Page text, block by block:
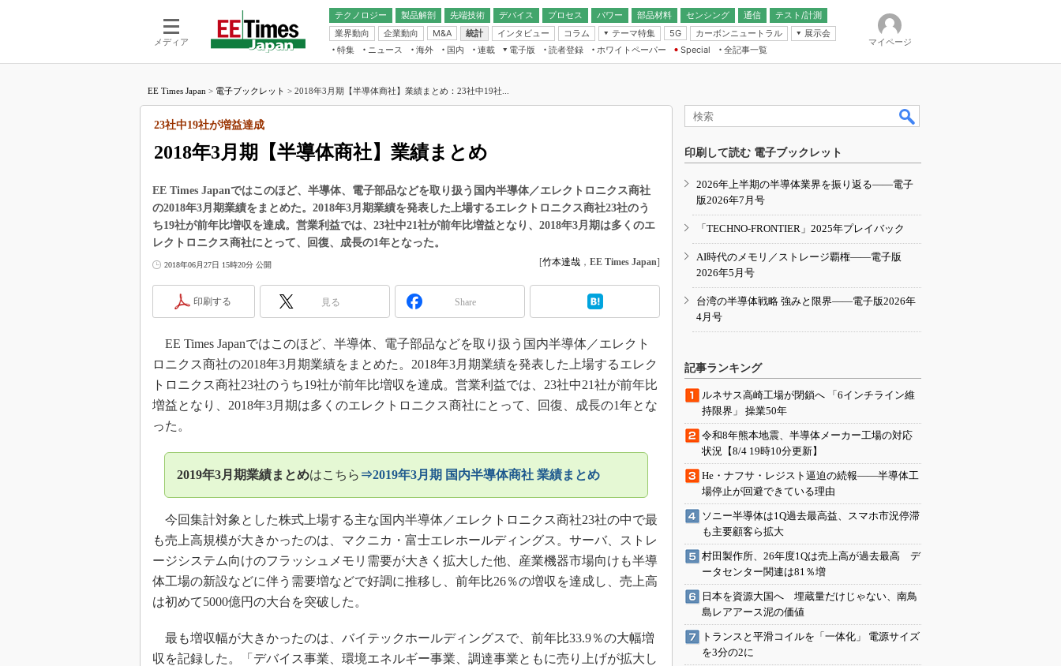
メディア
テクノロジー 製品解剖
先端技術
電池／エネルギー
デバイス
アナログ
LSI
マイコン
プロセス パワー 部品材料 センシング
通信
無線
テスト/計測
業界動向
企業動向 M&A 統計 インタビュー コラム
テーマ特集
フィジカルAI
読者調査（EE Times Research）
IoT
電源設計（EDN Japan）
5G カーボンニュートラル
展示会
IoT・エッジコンピューティング
EXPO
TECHNO-FRONTIER
人とくるま展
特集 ニュース 海外 国内
連載
福田昭のデバイス通信
大山聡の業界スコープ
リタイア直前エンジニアの社会人大
学漂流記
世界を「数字」で回してみよう
この10年で起こったこと、次の10年
で起こること
製品分解で探るアジアの新トレンド
光伝送技術を知る
“異端児エンジニア”が仕掛けた社内
IHSアナリスト「未来展望」
電子版
電子ブックレット
読者登録 ホワイトペーパー
Special
全記事一覧
マイページ
EE Times Japan > 電子ブックレット > 2018年3月期【半導体商社】業績まとめ：23社中19社...
2018年3月期【半導体商社】業績まとめ
23社中19社が増益達成
EE Times Japanではこのほど、半導体、電子部品などを取り扱う国内半導体／エレクトロニクス商社
の2018年3月期業績をまとめた。2018年3月期業績を発表した上場するエレクトロニクス商社23社のう
ち19社が前年比増収を達成。営業利益では、23社中21社が前年比増益となり、2018年3月期は多くのエ
レクトロニクス商社にとって、回復、成長の1年となった。
2018年06月27日 15時20分 公開 [竹本達哉 ， EE Times Japan]
印刷する 見る Share
EE Times Japanではこのほど、半導体、電子部品などを取り扱う国内半導体／エレクト
ロニクス商社の2018年3月期業績をまとめた。2018年3月期業績を発表した上場するエレク
トロニクス商社23社のうち19社が前年比増収を達成。営業利益では、23社中21社が前年比
増益となり、2018年3月期は多くのエレクトロニクス商社にとって、回復、成長の1年とな
った。
2019年3月期業績まとめはこちら ⇒2019年3月期 国内半導体商社 業績まとめ
今回集計対象とした株式上場する主な国内半導体／エレクトロニクス商社23社の中で最
も売上高規模が大きかったのは、マクニカ・富士エレホールディングス。サーバ、ストレ
ージシステム向けのフラッシュメモリ需要が大きく拡大した他、産業機器市場向けも半導
体工場の新設などに伴う需要増などで好調に推移し、前年比26％の増収を達成し、売上高
は初めて5000億円の大台を突破した。
最も増収幅が大きかったのは、バイテックホールディングスで、前年比33.9％の大幅増
収を記録した。「デバイス事業、環境エネルギー事業、調達事業ともに売り上げが拡大し
印刷して読む 電子ブックレット
2026年上半期の半導体業界を振り返る――電子
版2026年7月号
「TECHNO-FRONTIER」2025年プレイバック
AI時代のメモリ／ストレージ覇権――電子版
2026年5月号
台湾の半導体戦略 強みと限界――電子版2026年
4月号
記事ランキング
ルネサス高崎工場が閉鎖へ 「6インチライン維
持限界」 操業50年
令和8年熊本地震、半導体メーカー工場の対応
状況【8/4 19時10分更新】
He・ナフサ・レジスト逼迫の続報――半導体工
場停止が回避できている理由
ソニー半導体は1Q過去最高益、スマホ市況停滞
も主要顧客ら拡大
村田製作所、26年度1Qは売上高が過去最高 デ
ータセンター関連は81％増
日本を資源大国へ 埋蔵量だけじゃない、南鳥
島レアアース泥の価値
トランスと平滑コイルを「一体化」 電源サイズ
を3分の2に